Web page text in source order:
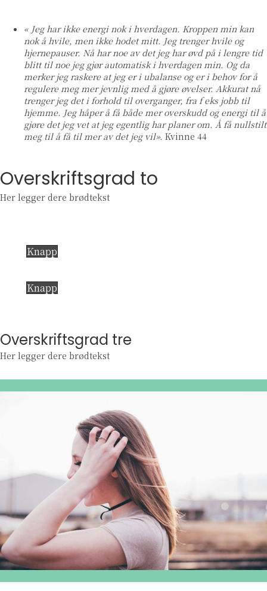
« Jeg har ikke energi nok i hverdagen. Kroppen min kan
nok å hvile, men ikke hodet mitt. Jeg trenger hvile og
hjernepauser. Nå har noe av det jeg har øvd på i lengre tid
blitt til noe jeg gjør automatisk i hverdagen min. Og da
merker jeg raskere at jeg er i ubalanse og er i behov for å
regulere meg mer jevnlig med å gjøre øvelser. Akkurat nå
trenger jeg det i forhold til overganger, fra f eks jobb til
hjemme. Jeg håper å få både mer overskudd og energi til å
gjøre det jeg vet at jeg egentlig har planer om. Å få nullstilt
meg til å få til mer av det jeg vil». Kvinne 44
Overskriftsgrad to
Her legger dere brødtekst
Knapp
Knapp
Overskriftsgrad tre
Her legger dere brødtekst